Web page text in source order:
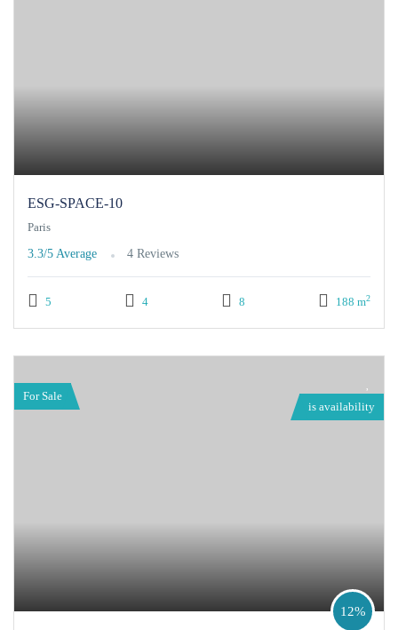
ESG-SPACE-10
Paris
3.3/5 Average 4 Reviews
5 4 8 188 m2
is availability
For Sale
12%